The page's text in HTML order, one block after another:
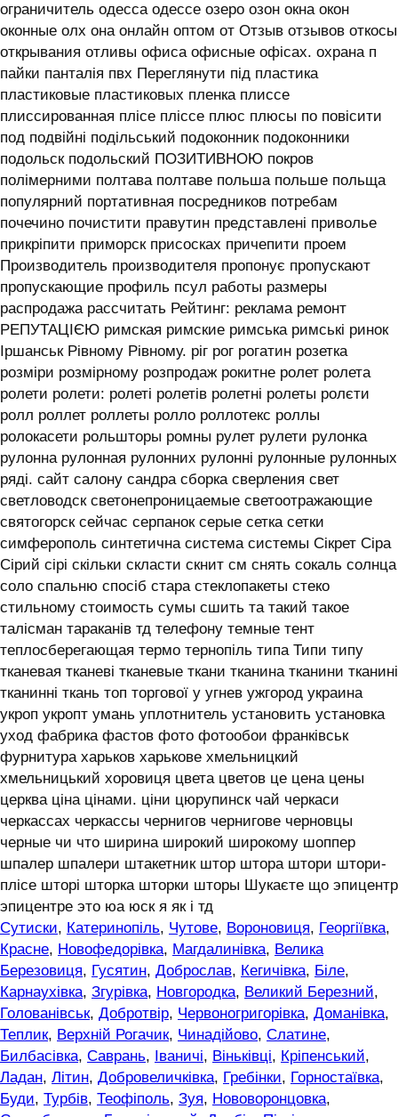
ограничитель одесса одессе озеро озон окна окон
оконные олх она онлайн оптом от Отзыв отзывов откосы
открывания отливы офиса офисные офісах. охрана п
пайки панталія пвх Переглянути під пластика
пластиковые пластиковых пленка плиссе
плиссированная плісе пліссе плюс плюсы по повісити
под подвійні подільський подоконник подоконники
подольск подольский ПОЗИТИВНОЮ покров
полімерними полтава полтаве польша польше польща
популярний портативная посредников потребам
почечино почистити правутин представлені приволье
прикріпити приморск присосках причепити проем
Производитель производителя пропонує пропускают
пропускающие профиль псул работы размеры
распродажа рассчитать Рейтинг: реклама ремонт
РЕПУТАЦІЄЮ римская римские римська римські ринок
Іршанськ Рівному Рівному. ріг рог рогатин розетка
розміри розмірному розпродаж рокитне ролет ролета
ролети ролети: ролеті ролетів ролетні ролеты ролєти
ролл роллет роллеты ролло роллотекс роллы
ролокасети рольшторы ромны рулет рулети рулонка
рулонна рулонная рулонних рулонні рулонные рулонных
ряді. сайт салону сандра сборка сверления свет
светловодск светонепроницаемые светоотражающие
святогорск сейчас серпанок серые сетка сетки
симферополь синтетична система системы ‎Сікрет Сіра
Сірий сірі скільки скласти скнит см снять сокаль солнца
соло спальню спосіб стара стеклопакеты стеко
стильному стоимость сумы сшить та такий такое
талісман тараканів тд телефону темные тент
теплосберегающая термо тернопіль типа Типи типу
тканевая тканеві тканевые ткани тканина тканини тканині
тканинні ткань топ торгової у угнев ужгород украина
укроп укропт умань уплотнитель установить установка
уход фабрика фастов фото фотообои франківськ
фурнитура харьков харькове хмельницкий
хмельницький хоровиця цвета цветов це цена цены
церква ціна цінами. ціни цюрупинск чай черкаси
черкассах черкассы чернигов чернигове черновцы
черные чи что ширина широкий широкому шоппер
шпалер шпалери штакетник штор штора штори штори-
плісе шторі шторка шторки шторы Шукаєте що эпицентр
эпицентре это юа юск я як і тд
Сутиски, Катеринопіль, Чутове, Вороновиця, Георгіївка,
Красне, Новофедорівка, Магдалинівка, Велика
Березовиця, Гусятин, Доброслав, Кегичівка, Біле,
Карнаухівка, Згурівка, Новгородка, Великий Березний,
Голованівськ, Добротвір, Червоногригорівка, Доманівка,
Теплик, Верхній Рогачик, Чинадійово, Слатине,
Билбасівка, Саврань, Іваничі, Віньківці, Кріпенський,
Ладан, Літин, Добровеличківка, Гребінки, Горностаївка,
Буди, Турбів, Теофіполь, Зуя, Нововоронцовка,